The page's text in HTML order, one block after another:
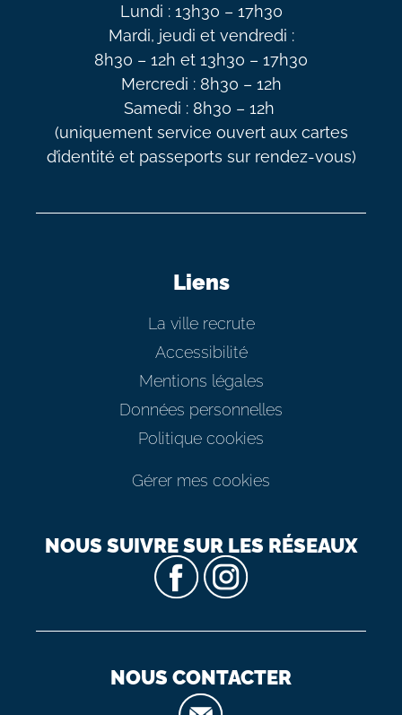
Lundi : 13h30 – 17h30
Mardi, jeudi et vendredi :
8h30 – 12h et 13h30 – 17h30
Mercredi : 8h30 – 12h
Samedi : 8h30 – 12h
(uniquement service ouvert aux cartes
d’identité et passeports sur rendez-vous)
Liens
La ville recrute
Accessibilité
Mentions légales
Données personnelles
Politique cookies
Gérer mes cookies
NOUS SUIVRE SUR LES RÉSEAUX
NOUS CONTACTER